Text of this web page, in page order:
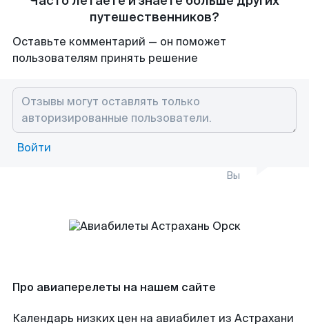
путешественников?
Оставьте комментарий — он поможет
пользователям принять решение
Войти
Вы
Про авиаперелеты на нашем сайте
Календарь низких цен на авиабилет из Астрахани